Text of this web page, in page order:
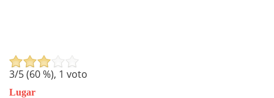
3/5 (60%), 1 voto
Lugar